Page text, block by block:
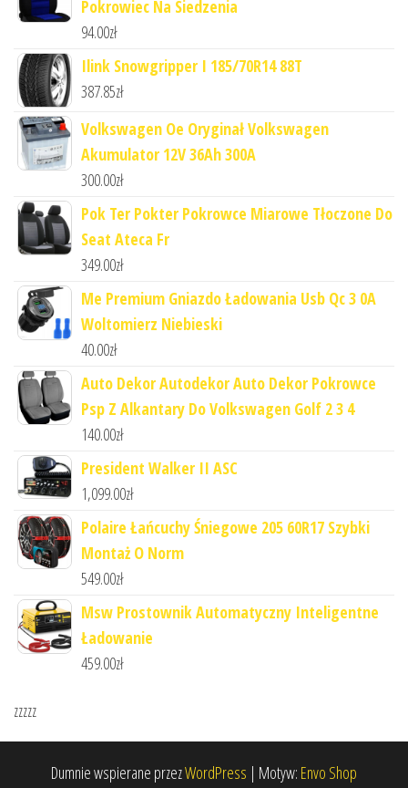
Pokrowiec Na Siedzenia
94.00zł
Ilink Snowgripper I 185/70R14 88T
387.85zł
Volkswagen Oe Oryginał Volkswagen
Akumulator 12V 36Ah 300A
300.00zł
Pok Ter Pokter Pokrowce Miarowe Tłoczone Do
Seat Ateca Fr
349.00zł
Me Premium Gniazdo Ładowania Usb Qc 3 0A
Woltomierz Niebieski
40.00zł
Auto Dekor Autodekor Auto Dekor Pokrowce
Psp Z Alkantary Do Volkswagen Golf 2 3 4
140.00zł
President Walker II ASC
1,099.00zł
Polaire Łańcuchy Śniegowe 205 60R17 Szybki
Montaż O Norm
549.00zł
Msw Prostownik Automatyczny Inteligentne
Ładowanie
459.00zł
zzzzz
Dumnie wspierane przezWordPress | Motyw: Envo Shop